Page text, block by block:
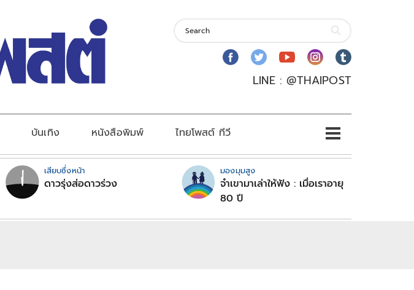
LINE : @THAIPOST
บันเทิง หนังสือพิมพ์ ไทยโพสต์ ทีวี
เสียบซึ่งหน้า
ดาวรุ่งส่อดาวร่วง
มองมุมสูง
จำเขามาเล่าให้ฟัง : เมื่อเราอายุ
80 ปี